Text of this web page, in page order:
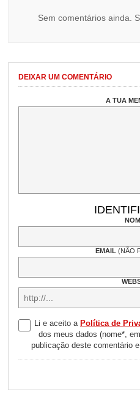
Sem comentários ainda.
DEIXAR UM COMENTÁRIO
A TUA
EMAIL(NÃO
Li e aceito a Política de
dos meus dados (nome*,
publicação deste comentário